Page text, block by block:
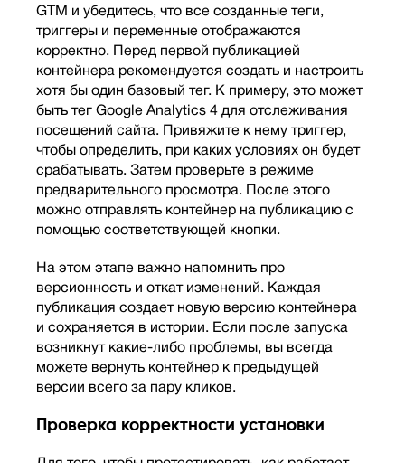
GTM и убедитесь, что все созданные теги,
триггеры и переменные отображаются
корректно. Перед первой публикацией
контейнера рекомендуется создать и настроить
хотя бы один базовый тег. К примеру, это может
быть тег Google Analytics 4 для отслеживания
посещений сайта. Привяжите к нему триггер,
чтобы определить, при каких условиях он будет
срабатывать. Затем проверьте в режиме
предварительного просмотра. После этого
можно отправлять контейнер на публикацию с
помощью соответствующей кнопки.
На этом этапе важно напомнить про
версионность и откат изменений. Каждая
публикация создает новую версию контейнера
и сохраняется в истории. Если после запуска
возникнут какие-либо проблемы, вы всегда
можете вернуть контейнер к предыдущей
версии всего за пару кликов.
Проверка корректности установки